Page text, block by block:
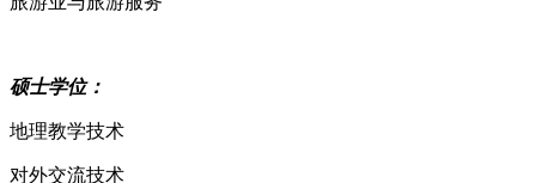
硕士学位：
地理教学技术
对外交流技术